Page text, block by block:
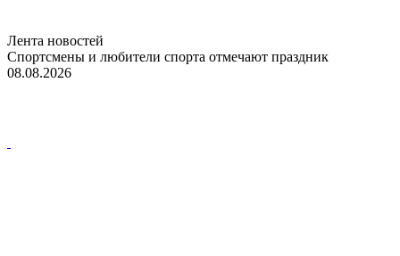
Лента новостей
Спортсмены и любители спорта отмечают праздник
08.08.2026